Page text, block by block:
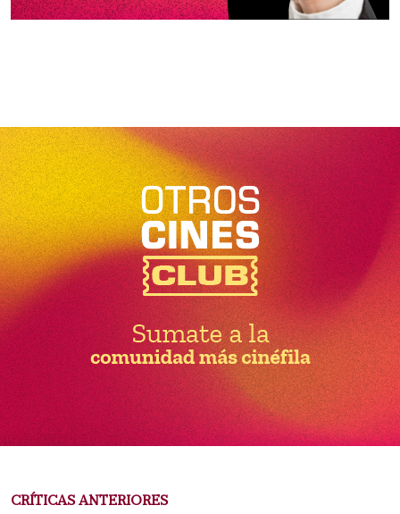
CRÍTICAS ANTERIORES